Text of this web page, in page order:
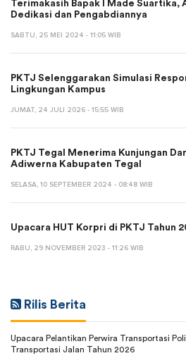
Terimakasih Bapak I Made Suartika,
Dedikasi dan Pengabdiannya
SABTU, 25 MEI 2024 - 11:05 WIB
PKTJ Selenggarakan Simulasi
Lingkungan Kampus
JUMAT, 24 JULI 2026 - 15:55 WIB
PKTJ Tegal Menerima Kunjungan
Adiwerna Kabupaten Tegal
SELASA, 10 SEPTEMBER 2024 - 08:48 WIB
Upacara HUT Korpri di PKTJ Tahun
RABU, 29 NOVEMBER 2023 - 11:26 WIB
Rilis Berita
Upacara Pelantikan Perwira Transportasi
Transportasi Jalan Tahun 2026